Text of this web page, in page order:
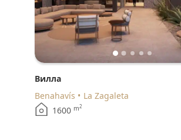
Вилла
Benahavís
La Zagaleta
1600 m2